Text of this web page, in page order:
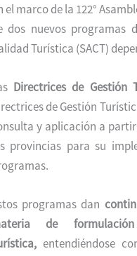
el marco de la 122°
dos nuevos programas
Turística (SACT)
Directrices de Gestión
de Gestión
y aplicación a
provincias para su
programas dan
de
entendiéndose